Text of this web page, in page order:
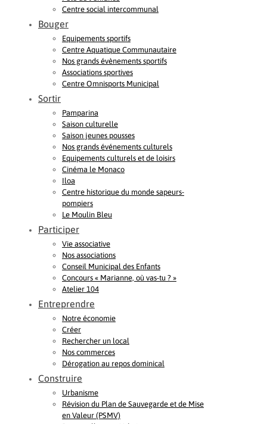
Centre social intercommunal
Bouger
Equipements sportifs
Centre Aquatique Communautaire
Nos grands évènements sportifs
Associations sportives
Centre Omnisports Municipal
Sortir
Pamparina
Saison culturelle
Saison jeunes pousses
Nos grands événements culturels
Equipements culturels et de loisirs
Cinéma le Monaco
Iloa
Centre historique du monde sapeurs-
pompiers
Le Moulin Bleu
Participer
Vie associative
Nos associations
Conseil Municipal des Enfants
Concours « Marianne, où vas-tu ? »
Atelier 104
Entreprendre
Notre économie
Créer
Rechercher un local
Nos commerces
Dérogation au repos dominical
Construire
Urbanisme
Révision du Plan de Sauvegarde et de Mise
en Valeur (PSMV)